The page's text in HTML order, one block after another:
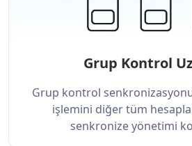
Grup Kontrol
Grup kontrol
işlemini diğer tüm
senkronize yönetimi